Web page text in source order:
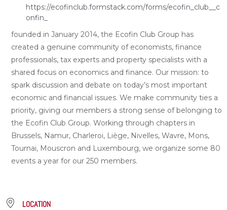
https://ecofinclub.formstack.com/forms/ecofin_club__c
onfin_
founded in January 2014, the Ecofin Club Group has
created a genuine community of economists, finance
professionals, tax experts and property specialists with a
shared focus on economics and finance. Our mission: to
spark discussion and debate on today’s most important
economic and financial issues. We make community ties a
priority, giving our members a strong sense of belonging to
the Ecofin Club Group. Working through chapters in
Brussels, Namur, Charleroi, Liège, Nivelles, Wavre, Mons,
Tournai, Mouscron and Luxembourg, we organize some 80
events a year for our 250 members.
LOCATION